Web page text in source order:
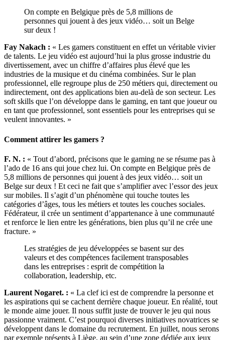
On compte en Belgique près de 5,8 millions de
personnes qui jouent à des jeux vidéo… soit un Belge
sur deux !
Fay Nakach : « Les gamers constituent en effet un véritable vivier
de talents. Le jeu vidéo est aujourd’hui la plus grosse industrie du
divertissement, avec un chiffre d’affaires plus élevé que les
industries de la musique et du cinéma combinées. Sur le plan
professionnel, elle regroupe plus de 250 métiers qui, directement ou
indirectement, ont des applications bien au-delà de son secteur. Les
soft skills que l’on développe dans le gaming, en tant que joueur ou
en tant que professionnel, sont essentiels pour les entreprises qui se
veulent innovantes. »
Comment attirer les gamers ?
F. N. : « Tout d’abord, précisons que le gaming ne se résume pas à
l’ado de 16 ans qui joue chez lui. On compte en Belgique près de
5,8 millions de personnes qui jouent à des jeux vidéo… soit un
Belge sur deux ! Et ceci ne fait que s’amplifier avec l’essor des jeux
sur mobiles. Il s’agit d’un phénomène qui touche toutes les
catégories d’âges, tous les métiers et toutes les couches sociales.
Fédérateur, il crée un sentiment d’appartenance à une communauté
et renforce le lien entre les générations, bien plus qu’il ne crée une
fracture. »
Les stratégies de jeu développées se basent sur des
valeurs et des compétences facilement transposables
dans les entreprises : esprit de compétition la
collaboration, leadership, etc.
Laurent Nogaret. : « La clef ici est de comprendre la personne et
les aspirations qui se cachent derrière chaque joueur. En réalité, tout
le monde aime jouer. Il nous suffit juste de trouver le jeu qui nous
passionne vraiment. C’est pourquoi diverses initiatives novatrices se
développent dans le domaine du recrutement. En juillet, nous serons
par exemple présents à Liège, au sein d’une zone dédiée aux jeux